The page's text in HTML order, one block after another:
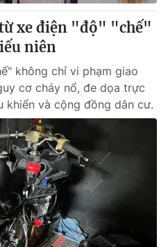
VTV8
hình Việt Nam
xe điện "độ" "chế"
niên
không chỉ vi phạm giao
cơ cháy nổ, đe dọa trực
khiển và cộng đồng dân cư.